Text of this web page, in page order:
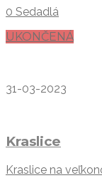
0 Sedadlá
UKONČENÁ
31-03-2023
Kraslice
Kraslice na